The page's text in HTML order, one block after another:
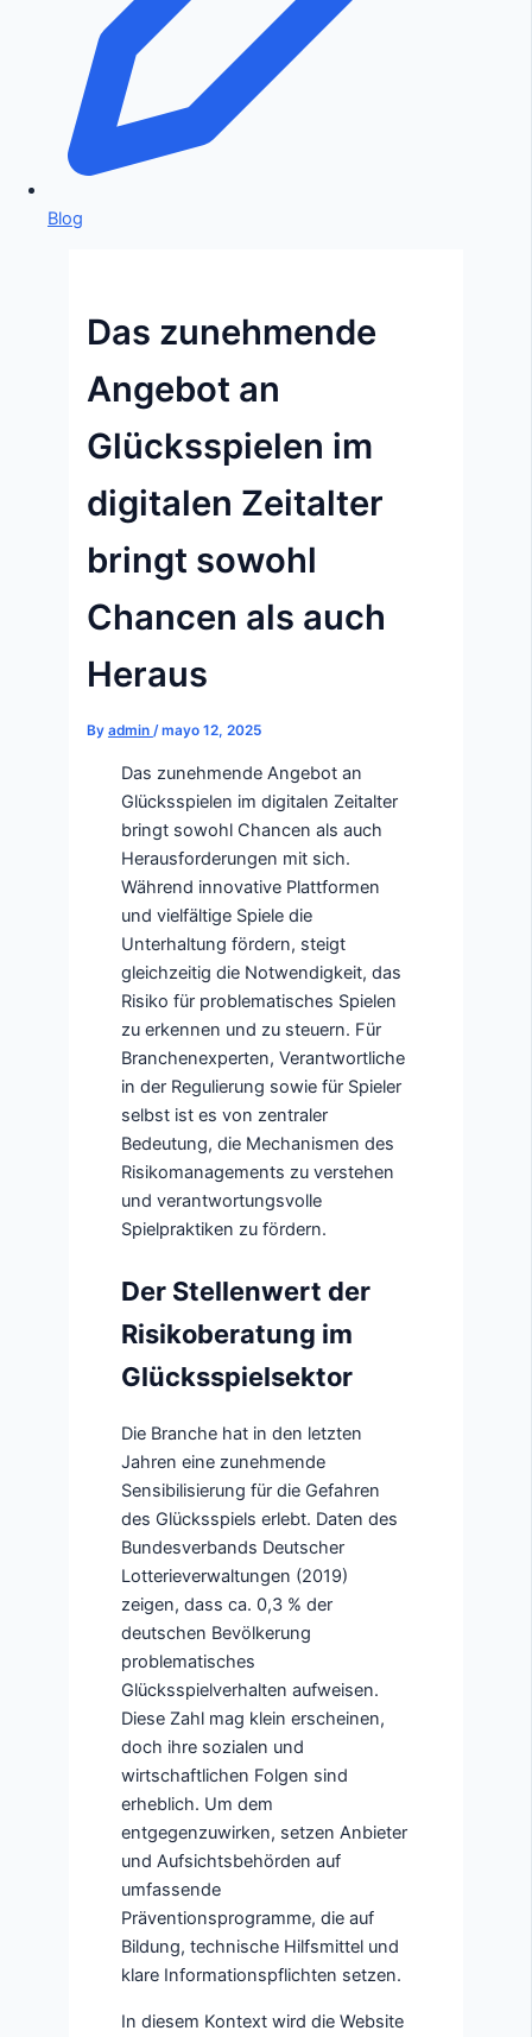
Blog
Das zunehmende
Angebot an
Glücksspielen im
digitalen Zeitalter
bringt sowohl
Chancen als auch
Heraus
By admin /mayo 12, 2025
Das zunehmende Angebot an
Glücksspielen im digitalen Zeitalter
bringt sowohl Chancen als auch
Herausforderungen mit sich.
Während innovative Plattformen
und vielfältige Spiele die
Unterhaltung fördern, steigt
gleichzeitig die Notwendigkeit, das
Risiko für problematisches Spielen
zu erkennen und zu steuern. Für
Branchenexperten, Verantwortliche
in der Regulierung sowie für Spieler
selbst ist es von zentraler
Bedeutung, die Mechanismen des
Risikomanagements zu verstehen
und verantwortungsvolle
Spielpraktiken zu fördern.
Der Stellenwert der
Risikoberatung im
Glücksspielsektor
Die Branche hat in den letzten
Jahren eine zunehmende
Sensibilisierung für die Gefahren
des Glücksspiels erlebt. Daten des
Bundesverbands Deutscher
Lotterieverwaltungen (2019)
zeigen, dass ca. 0,3 % der
deutschen Bevölkerung
problematisches
Glücksspielverhalten aufweisen.
Diese Zahl mag klein erscheinen,
doch ihre sozialen und
wirtschaftlichen Folgen sind
erheblich. Um dem
entgegenzuwirken, setzen Anbieter
und Aufsichtsbehörden auf
umfassende
Präventionsprogramme, die auf
Bildung, technische Hilfsmittel und
klare Informationspflichten setzen.
In diesem Kontext wird die Website